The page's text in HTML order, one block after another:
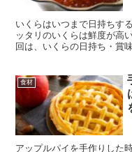
いくらはいつまで日持ちす
ッタリのいくらは鮮度が高
回は、いくらの日持ち・賞
食材
アップルパイを手作りした